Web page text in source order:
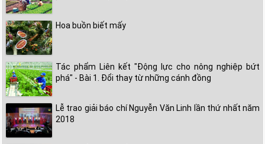
Hoa buồn biết mấy
Tác phẩm Liên kết "Động lực cho nông nghiệp bứt
phá" - Bài 1. Đổi thay từ những cánh đồng
Lễ trao giải báo chí Nguyễn Văn Linh lần thứ nhất năm
2018